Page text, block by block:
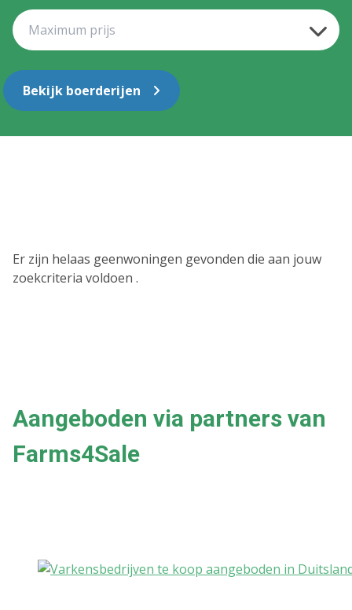
Bekijk boerderijen
Er zijn helaas geenwoningen gevonden die aan jouw
zoekcriteria voldoen .
Aangeboden via partners van
Farms4Sale